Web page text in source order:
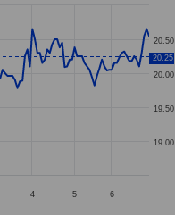
4 5 6
19.00
19.50
20.00
20.50
20.25